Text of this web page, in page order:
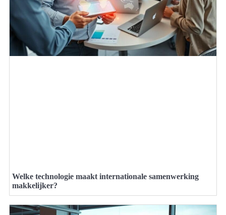
Welke technologie maakt internationale samenwerking
makkelijker?